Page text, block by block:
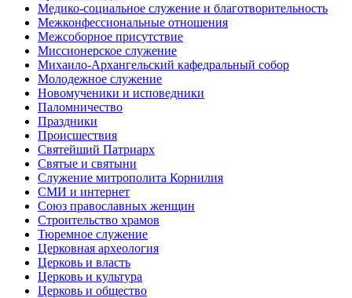
Медико-социальное служение и благотворительность
Межконфессиональные отношения
Межсоборное присутствие
Миссионерское служение
Михаило-Архангельский кафедральный собор
Молодежное служение
Новомученики и исповедники
Паломничество
Праздники
Происшествия
Святейший Патриарх
Святые и святыни
Служение митрополита Корнилия
СМИ и интернет
Союз православных женщин
Строительство храмов
Тюремное служение
Церковная археология
Церковь и власть
Церковь и культура
Церковь и общество